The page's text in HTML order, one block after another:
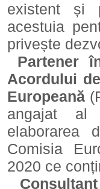
existent și
acestuia
privește
Partener
Acordului
Europeană
angajat al
elaborarea
Comisia
2020 ce